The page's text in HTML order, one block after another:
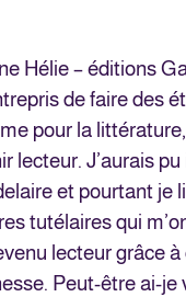
Hélie – éditions
de faire des
pour la
lecteur. J’aurais
et pourtant je
tutélaires qui
lecteur grâce
Peut-être ai-